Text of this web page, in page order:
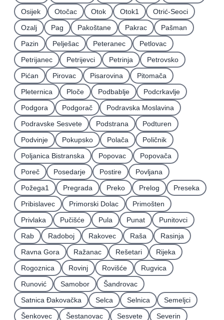
Osijek
Otočac Otok Otok1
Otrić-Seoci
Ozalj
Pag Pakoštane Pakrac
Pašman
Pazin
Pelješac Peteranec
Petlovac
Petrijanec
Petrijevci Petrinja
Petrovsko
Pićan
Pirovac Pisarovina
Pitomača
Pleternica
Ploče Podbablje
Podcrkavlje
Podgora
Podgorač
Podravska Moslavina
Podravske Sesvete
Podstrana
Podturen
Podvinje
Pokupsko Polača
Poličnik
Poljanica Bistranska
Popovac
Popovača
Poreč
Posedarje Postire
Povljana
Požega1
Pregrada Preko Prelog
Preseka
Pribislavec
Primorski Dolac
Primošten
Privlaka
Pučišće Pula Punat
Punitovci
Rab
Radoboj Rakovec Raša
Rasinja
Ravna Gora
Ražanac Rešetari
Rijeka
Rogoznica
Rovinj Rovišće
Rugvica
Runović
Samobor
Šandrovac
Satnica Ðakovačka
Selca Selnica
Semeljci
Šenkovec
Šestanovac Sesvete
Severin